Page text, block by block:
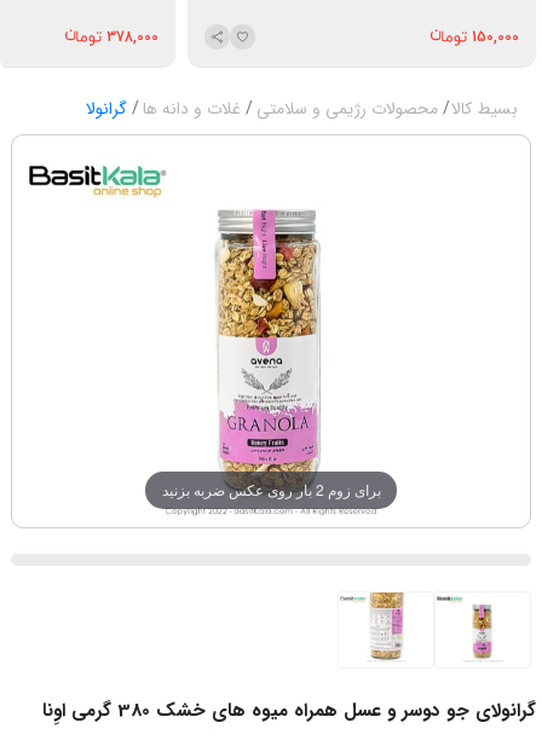
150,000
378,000
بسیط کالا محصولات رژیمی و سلامتی غلات و دانه ها گرانولا
برای زوم 2 بار روی عکس ضربه بزنید
گرانولای جو دوسر و عسل همراه میوه های خشک 380 گرمی اوِنا